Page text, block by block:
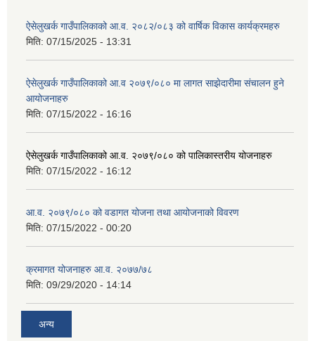
ऐसेलुखर्क गाउँपालिकाको आ.व. २०८२/०८३ को वार्षिक विकास कार्यक्रमहरु
मिति: 07/15/2025 - 13:31
ऐसेलुखर्क गाउँपालिकाको आ.व २०७९/०८० मा लागत साझेदारीमा संचालन हुने
आयोजनाहरु
मिति: 07/15/2022 - 16:16
ऐसेलुखर्क गाउँपालिकाको आ.व. २०७९/०८० को पालिकास्तरीय योजनाहरु
मिति: 07/15/2022 - 16:12
आ.व. २०७९/०८० को वडागत योजना तथा आयोजनाको विवरण
मिति: 07/15/2022 - 00:20
क्रमागत योजनाहरु आ.व. २०७७/७८
मिति: 09/29/2020 - 14:14
अन्य